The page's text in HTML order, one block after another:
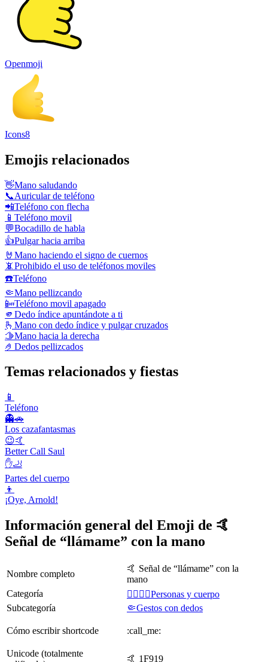
Openmoji
Icons8
Emojis relacionados
👋Mano saludando
📞Auricular de teléfono
📲Teléfono con flecha
📱 Teléfono movil
💬Bocadillo de habla
👍Pulgar hacia arriba
🤘 Mano haciendo el signo de cuernos
📵Prohibido el uso de teléfonos moviles
☎️Teléfono
🤏Mano pellizcando
📴Teléfono movil apagado
🫵 Dedo índice apuntándote a ti
🫰 Mano con dedo índice y pulgar cruzados
🫱Mano hacia la derecha
🤌 Dedos pellizcados
Temas relacionados y fiestas
📱
Teléfono
👻🚗
Los cazafantasmas
😉🤙
Better Call Saul
✋🦶
Partes del cuerpo
👦
¡Oye, Arnold!
Información general del Emoji de 🤙
Señal de “llámame” con la mano
Nombre completo
🤙 Señal de “llámame” con la
mano
Categoría
👩‍❤️‍💋‍👨Personas y cuerpo
Subcategoría
🤏Gestos con dedos
Cómo escribir shortcode :call_me:
Unicode (totalmente
🤙 1F919